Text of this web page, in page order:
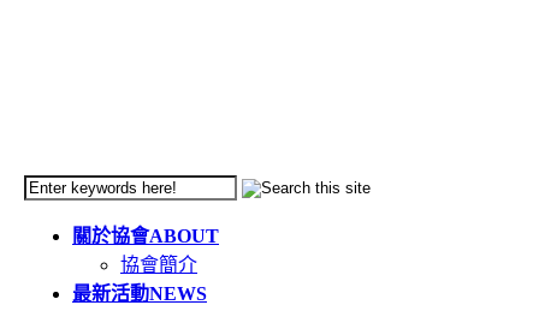
關於協會ABOUT
協會簡介
最新活動NEWS